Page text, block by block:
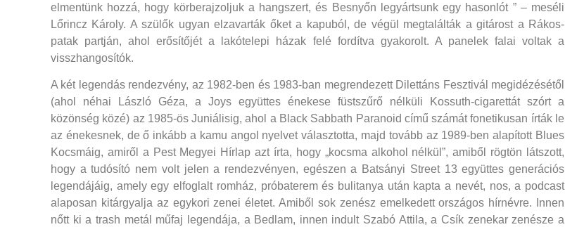
elmentünk hozzá, hogy körberajzoljuk a hangszert, és Besnyőn legyártsunk egy hasonlót ” – meséli
Lőrincz Károly. A szülők ugyan elzavarták őket a kapuból, de végül megtalálták a gitárost a Rákos-
patak partján, ahol erősítőjét a lakótelepi házak felé fordítva gyakorolt. A panelek falai voltak a
visszhangosítók.
A két legendás rendezvény, az 1982-ben és 1983-ban megrendezett Dilettáns Fesztivál megidézésétől
(ahol néhai László Géza, a Joys együttes énekese füstszűrő nélküli Kossuth-cigarettát szórt a
közönség közé) az 1985-ös Juniálisig, ahol a Black Sabbath Paranoid című számát fonetikusan írták le
az énekesnek, de ő inkább a kamu angol nyelvet választotta, majd tovább az 1989-ben alapított Blues
Kocsmáig, amiről a Pest Megyei Hírlap azt írta, hogy „kocsma alkohol nélkül”, amiből rögtön látszott,
hogy a tudósító nem volt jelen a rendezvényen, egészen a Batsányi Street 13 együttes generációs
legendájáig, amely egy elfoglalt romház, próbaterem és bulitanya után kapta a nevét, nos, a podcast
alaposan kitárgyalja az egykori zenei életet. Amiből sok zenész emelkedett országos hírnévre. Innen
nőtt ki a trash metál műfaj legendája, a Bedlam, innen indult Szabó Attila, a Csík zenekar zenésze a